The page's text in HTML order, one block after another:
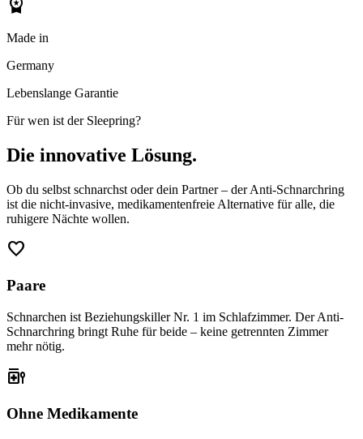
workspace_premium
Made in
Germany
Lebenslange Garantie
Für wen ist der Sleepring?
Die innovative Lösung.
Ob du selbst schnarchst oder dein Partner – der Anti-Schnarchring
ist die nicht-invasive, medikamentenfreie Alternative für alle, die
ruhigere Nächte wollen.
favorite
Paare
Schnarchen ist Beziehungskiller Nr. 1 im Schlafzimmer. Der Anti-
Schnarchring bringt Ruhe für beide – keine getrennten Zimmer
mehr nötig.
medication_liquid
Ohne Medikamente